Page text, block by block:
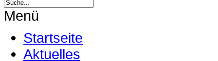
Menü
Startseite
Aktuelles